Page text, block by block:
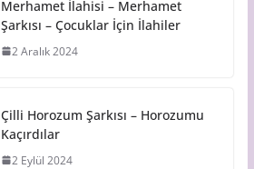
Merhamet İlahisi – Merhamet
Şarkısı – Çocuklar İçin İlahiler
2 Aralık 2024
Çilli Horozum Şarkısı – Horozumu
Kaçırdılar
2 Eylül 2024